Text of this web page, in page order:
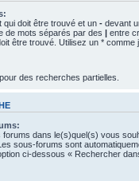
qui doit être trouvé et un - devant
de mots séparés par des | entre
être trouvé. Utilisez un * comme
des recherches partielles.
dans le(s)quel(s) vous
sous-forums sont
ci-dessous « Rechercher